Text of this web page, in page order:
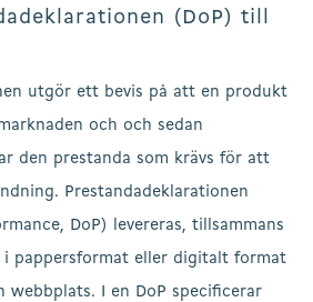
(DoP) till
utgör ett bevis på att en produkt
och och sedan
den prestanda som krävs för att
Prestandadeklarationen
DoP) levereras, tillsammans
i pappersformat eller digitalt format
webbplats. I en DoP specificerar